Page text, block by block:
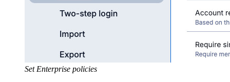
Set Enterprise policies